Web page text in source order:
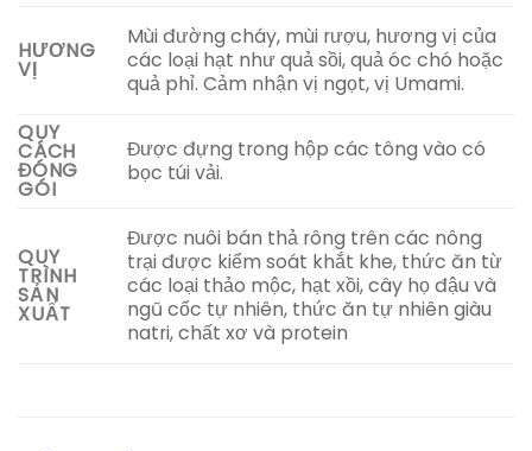
HƯƠNG
VỊ
Mùi đường cháy, mùi rượu, hương vị của
các loại hạt như quả sồi, quả óc chó hoặc
quả phỉ. Cảm nhận vị ngọt, vị Umami.
QUY
CÁCH
ĐÓNG
GÓI
Được đựng trong hộp các tông vào có
bọc túi vải.
QUY
TRÌNH
SẢN
XUẤT
Được nuôi bán thả rông trên các nông
trại được kiểm soát khắt khe, thức ăn từ
các loại thảo mộc, hạt xồi, cây họ đậu và
ngũ cốc tự nhiên, thức ăn tự nhiên giàu
natri, chất xơ và protein